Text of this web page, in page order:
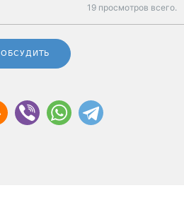
19 просмотров всего.
ОБСУДИТЬ